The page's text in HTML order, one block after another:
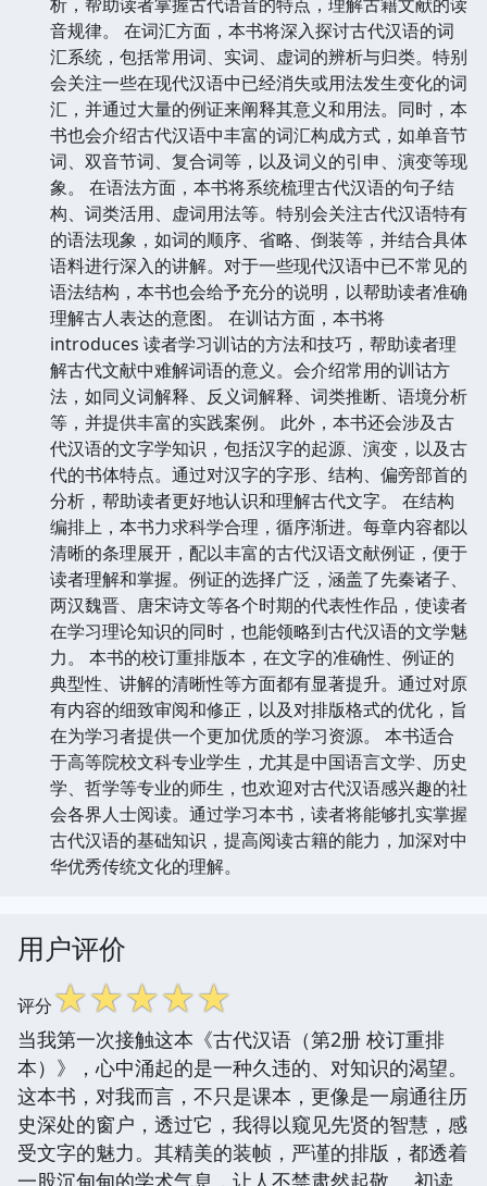
音规律。 在词汇方面，本书将深入探讨古代汉语的词
汇系统，包括常用词、实词、虚词的辨析与归类。特别
会关注一些在现代汉语中已经消失或用法发生变化的词
汇，并通过大量的例证来阐释其意义和用法。同时，本
书也会介绍古代汉语中丰富的词汇构成方式，如单音节
词、双音节词、复合词等，以及词义的引申、演变等现
象。 在语法方面，本书将系统梳理古代汉语的句子结
构、词类活用、虚词用法等。特别会关注古代汉语特有
的语法现象，如词的顺序、省略、倒装等，并结合具体
语料进行深入的讲解。对于一些现代汉语中已不常见的
语法结构，本书也会给予充分的说明，以帮助读者准确
理解古人表达的意图。 在训诂方面，本书将
introduces 读者学习训诂的方法和技巧，帮助读者理
解古代文献中难解词语的意义。会介绍常用的训诂方
法，如同义词解释、反义词解释、词类推断、语境分析
等，并提供丰富的实践案例。 此外，本书还会涉及古
代汉语的文字学知识，包括汉字的起源、演变，以及古
代的书体特点。通过对汉字的字形、结构、偏旁部首的
分析，帮助读者更好地认识和理解古代文字。 在结构
编排上，本书力求科学合理，循序渐进。每章内容都以
清晰的条理展开，配以丰富的古代汉语文献例证，便于
读者理解和掌握。例证的选择广泛，涵盖了先秦诸子、
两汉魏晋、唐宋诗文等各个时期的代表性作品，使读者
在学习理论知识的同时，也能领略到古代汉语的文学魅
力。 本书的校订重排版本，在文字的准确性、例证的
典型性、讲解的清晰性等方面都有显著提升。通过对原
有内容的细致审阅和修正，以及对排版格式的优化，旨
在为学习者提供一个更加优质的学习资源。 本书适合
于高等院校文科专业学生，尤其是中国语言文学、历史
学、哲学等专业的师生，也欢迎对古代汉语感兴趣的社
会各界人士阅读。通过学习本书，读者将能够扎实掌握
古代汉语的基础知识，提高阅读古籍的能力，加深对中
华优秀传统文化的理解。
用户评价
评分☆☆☆☆☆
当我第一次接触这本《古代汉语（第2册 校订重排
本）》，心中涌起的是一种久违的、对知识的渴望。
这本书，对我而言，不只是课本，更像是一扇通往历
史深处的窗户，透过它，我得以窥见先贤的智慧，感
受文字的魅力。其精美的装帧，严谨的排版，都透着
一股沉甸甸的学术气息，让人不禁肃然起敬。 初读